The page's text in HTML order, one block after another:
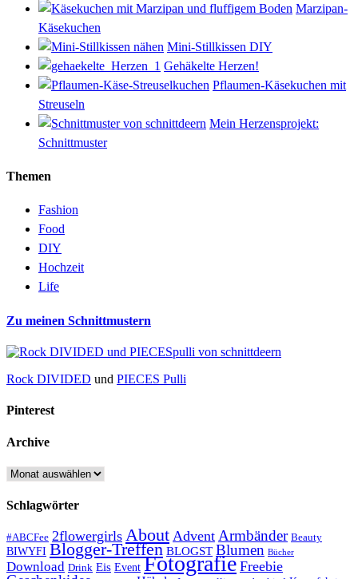
Marzipan-
Käsekuchen
Mini-Stillkissen DIY
Gehäkelte Herzen!
Pflaumen-Käsekuchen mit
Streuseln
Mein Herzensprojekt:
Schnittmuster
Themen
Fashion
Food
DIY
Hochzeit
Life
Zu meinen Schnittmustern
Rock DIVIDED und PIECES Pulli
Pinterest
Archive
Archive
Schlagwörter
#ABCFee 2flowergirls About Advent Armbänder Beauty
BIWYFI Blogger-Treffen BLOGST Blumen Bücher
Download Drink Eis Event Fotografie Freebie